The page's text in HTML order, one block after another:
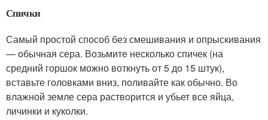
Спички
Самый простой способ без смешивания и опрыскивания
— обычная сера. Возьмите несколько спичек (на
средний горшок можно воткнуть от 5 до 15 штук),
вставьте головками вниз, поливайте как обычно. Во
влажной земле сера растворится и убьет все яйца,
личинки и куколки.